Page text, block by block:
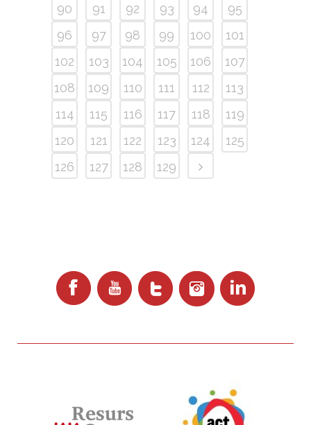
90
91 92 93 94
95
96
97 98 99 100
101
102
103 104 105 106
107
108
109 110 111 112
113
114
115 116 117 118
119
120
121 122 123 124
125
126
127 128 129